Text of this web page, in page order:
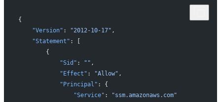
{
    "Version"
: "2012-10-17" ,
    "Statement"
: [
        {
            "Sid"
: "" ,
            "Effect"
: "Allow" ,
            "Principal"
: {
                "Service"
:
"ssm.amazonaws.com"